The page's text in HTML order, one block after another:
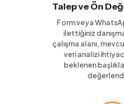
Talep ve Ön
Form veya
ilettiğiniz
çalışma alanı,
veri analizi
beklenen